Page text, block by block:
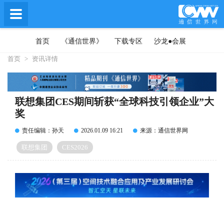
首页 《通信世界》 下载专区 沙龙●会展
首页 > 资讯详情
联想集团CES期间斩获“全球科技引领企业”大
奖
责任编辑：孙天 2026.01.09 16:21 来源：通信世界网
联想集团 CES2026